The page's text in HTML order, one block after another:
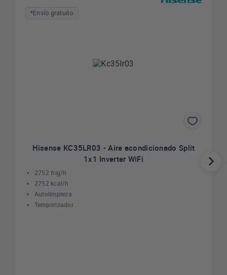
*Envío gratuito
Hisense KC35LR03 - Aire acondicionado Split
1x1 Inverter WiFi
2752 frig/h
2752 kcal/h
Autolimpieza
Temporizador